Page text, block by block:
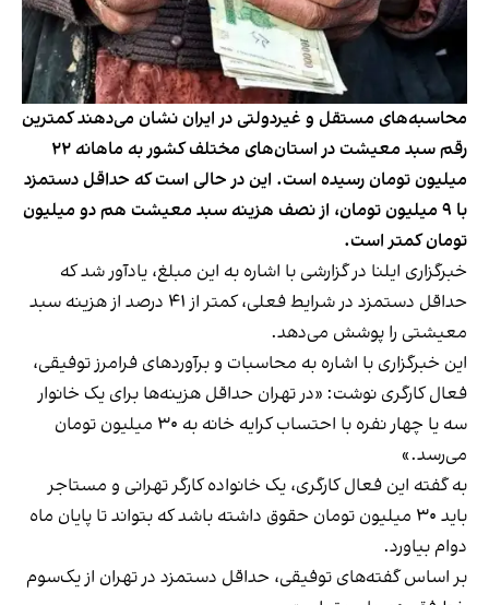
محاسبه‌های مستقل و غیردولتی در ایران نشان می‌دهند کمترین
رقم سبد معیشت در استان‌های مختلف کشور به ماهانه ۲۲
میلیون تومان رسیده است. این در حالی‌ است که حداقل دستمزد
با ۹ میلیون تومان، از نصف هزینه سبد معیشت هم دو میلیون
تومان کمتر است.
خبرگزاری ایلنا در گزارشی با اشاره به این مبلغ، یادآور شد که
حداقل دستمزد
در شرایط فعلی، کمتر از ۴۱ درصد از هزینه سبد
معیشتی را پوشش می‌دهد.
این خبرگزاری با اشاره به محاسبات و برآوردهای فرامرز توفیقی،
فعال کارگری نوشت: «در تهران حداقل هزینه‌ها برای یک خانوار
سه یا چهار نفره با احتساب کرایه خانه به ۳۰ میلیون تومان
می‌رسد.»
به گفته این فعال کارگری، یک خانواده‌ کارگر تهرانی و مستاجر
باید ۳۰ میلیون تومان حقوق داشته باشد که بتواند تا پایان ماه
دوام بیاورد.
بر اساس گفته‌های توفیقی، حداقل دستمزد در تهران از یک‌سوم